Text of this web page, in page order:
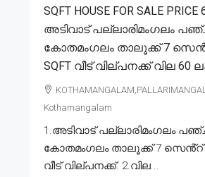
SQFT HOUSE FOR SALE PRICE
അടിവാട് പല്ലാരിമംഗലം
കോതമംഗലം താലൂക്ക് 7
SQFT വീട് വില്പനക്ക് വില 60
Kothamangalam
1.അടിവാട് പല്ലാരിമംഗലം
കോതമംഗലം താലൂക്ക് 7 സെൻ്റ്
വീട് വില്പനക്ക്. 2.വില...